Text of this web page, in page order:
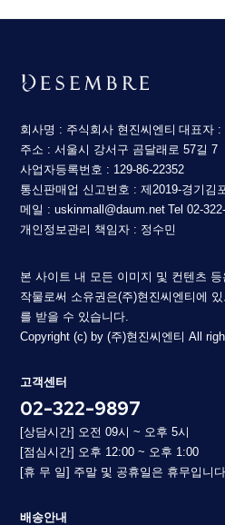
회사명 : 주식회사 현진씨엔티 대표자 :
주소 : 서울시 강서구 곰달래로 57길 7
사업자등록번호 : 129-86-22352
통신판매업 신고번호 : 제2019-경기김
메일 : uskinmall@daum.net Tel 02-
개인정보관리 책임자 : 정수민
본 사이트 내 모든 이미지 및 컨텐츠
작물로써 소유권은(주)현진씨엔티에
를 받을 수 있습니다.
Copyright (c) by (주)현진씨엔티 All
고객센터
02-322-9897
[상담시간] 오전 09시 ~ 오후 5시
[점심시간] 오후 12:00 ~ 오후 1:00
[휴 무 일] 주말 및 공휴일은 휴무입니
배송안내